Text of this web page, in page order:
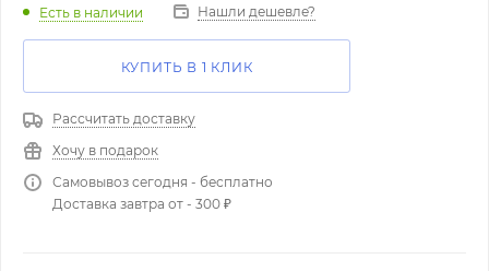
Есть в наличии Нашли дешевле?
КУПИТЬ В 1 КЛИК
Рассчитать доставку
Хочу в подарок
Самовывоз сегодня - бесплатно
Доставка завтра от - 300 ₽